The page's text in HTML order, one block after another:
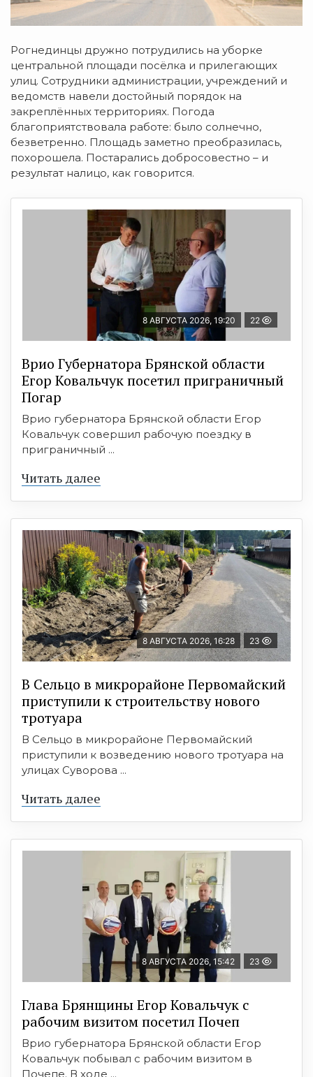
Рогнединцы дружно потрудились на уборке
центральной площади посёлка и прилегающих
улиц. Сотрудники администрации, учреждений и
ведомств навели достойный порядок на
закреплённых территориях. Погода
благоприятствовала работе: было солнечно,
безветренно. Площадь заметно преобразилась,
похорошела. Постарались добросовестно – и
результат налицо, как говорится.
8 АВГУСТА 2026, 19:20 22
Врио Губернатора Брянской области
Егор Ковальчук посетил приграничный
Погар
Врио губернатора Брянской области Егор
Ковальчук совершил рабочую поездку в
приграничный ...
Читать далее
8 АВГУСТА 2026, 16:28 23
В Сельцо в микрорайоне Первомайский
приступили к строительству нового
тротуара
В Сельцо в микрорайоне Первомайский
приступили к возведению нового тротуара на
улицах Суворова ...
Читать далее
8 АВГУСТА 2026, 15:42 23
Глава Брянщины Егор Ковальчук с
рабочим визитом посетил Почеп
Врио губернатора Брянской области Егор
Ковальчук побывал с рабочим визитом в
Почепе. В ходе ...